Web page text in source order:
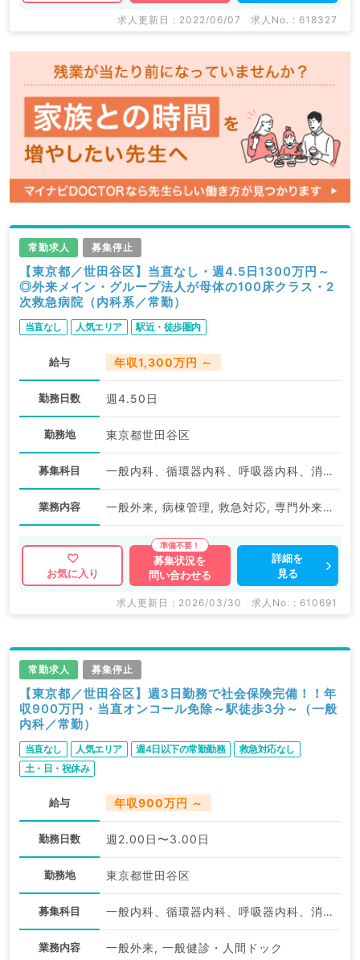
求人更新日 : 2022/06/07 求人No. : 618327
常勤求人 募集停止
【東京都／世田谷区】当直なし・週4.5日1300万円～
◎外来メイン・グループ法人が母体の100床クラス・2
次救急病院（内科系／常勤）
当直なし 人気エリア 駅近・徒歩圏内
給与 年収1,300万円 ～
勤務日数 週4.50日
勤務地 東京都世田谷区
募集科目 一般内科、循環器内科、呼吸器内科、消化器内科、内分泌・代謝内科
業務内容 一般外来, 病棟管理, 救急対応, 専門外来, 上部内視鏡検査（ＧＦ）
お気に入り
募集状況を
問い合わせる
詳細を
見る
求人更新日 : 2026/03/30 求人No. : 610691
常勤求人 募集停止
【東京都／世田谷区】週3日勤務で社会保険完備！！年
収900万円・当直オンコール免除～駅徒歩3分～（一般
内科／常勤）
当直なし 人気エリア 週4日以下の常勤勤務
救急対応なし
土・日・祝休み
給与 年収900万円 ～
勤務日数 週2.00日〜3.00日
勤務地 東京都世田谷区
募集科目 一般内科、循環器内科、呼吸器内科、消化器内科、内分泌・代謝内科、腎臓内科、老年内科
業務内容 一般外来, 一般健診・人間ドック